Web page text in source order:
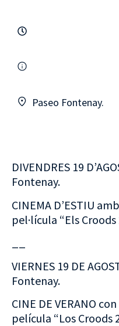
Paseo Fontenay.
DIVENDRES 19
Fontenay.
CINEMA D’ESTIU
pel·lícula “Els Croods
VIERNES 19 DE
Fontenay.
CINE DE VERANO
película “Los Croods